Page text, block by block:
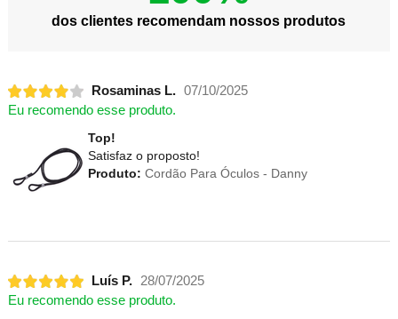
dos clientes recomendam nossos produtos
Rosaminas L. 07/10/2025
Eu recomendo esse produto.
Top!
Satisfaz o proposto!
Produto: Cordão Para Óculos - Danny
Luís P. 28/07/2025
Eu recomendo esse produto.